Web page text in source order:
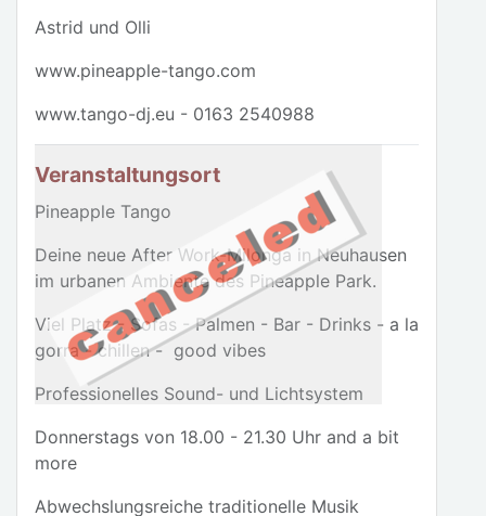
Astrid und Olli
www.pineapple-tango.com
www.tango-dj.eu - 0163 2540988
Veranstaltungsort
Pineapple Tango
Deine neue After Work-Milonga in Neuhausen
im urbanen Ambiente des Pineapple Park.
Viel Platz - Sofas - Palmen - Bar - Drinks - a la
gorra - chillen - good vibes
Professionelles Sound- und Lichtsystem
Donnerstags von 18.00 - 21.30 Uhr and a bit
more
Abwechslungsreiche traditionelle Musik